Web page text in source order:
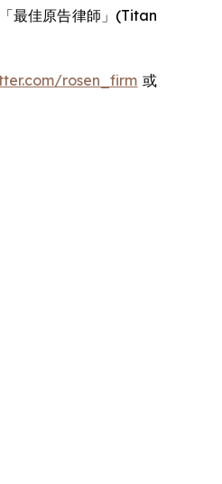
最佳原告律師」(Titan
rosen_firm 或